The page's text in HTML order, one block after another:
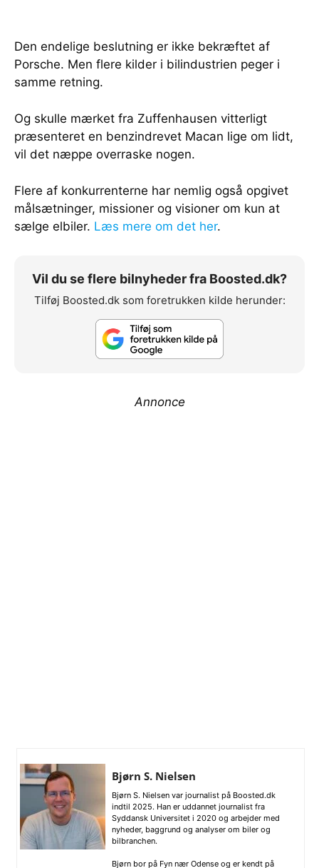
Den endelige beslutning er ikke bekræftet af
Porsche. Men flere kilder i bilindustrien peger i
samme retning.
Og skulle mærket fra Zuffenhausen vitterligt
præsenteret en benzindrevet Macan lige om lidt,
vil det næppe overraske nogen.
Flere af konkurrenterne har nemlig også opgivet
målsætninger, missioner og visioner om kun at
sælge elbiler. Læs mere om det her.
Vil du se flere bilnyheder fra Boosted.dk?
Tilføj Boosted.dk som foretrukken kilde herunder:
Annonce
Bjørn S. Nielsen
Bjørn S. Nielsen var journalist på Boosted.dk
indtil 2025. Han er uddannet journalist fra
Syddansk Universitet i 2020 og arbejder med
nyheder, baggrund og analyser om biler og
bilbranchen.
Bjørn bor på Fyn nær Odense og er kendt på